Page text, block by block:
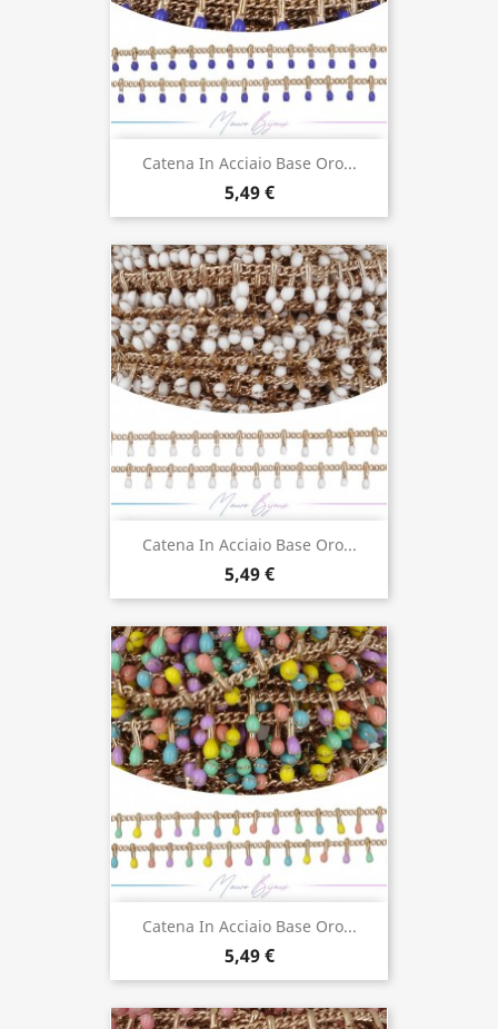
Catena In Acciaio Base Oro...
5,49 €
Catena In Acciaio Base Oro...
5,49 €
Catena In Acciaio Base Oro...
5,49 €